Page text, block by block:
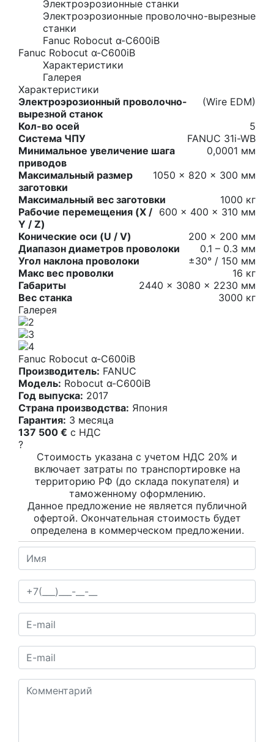
Электроэрозионные станки
Электроэрозионные проволочно-вырезные
станки
Fanuc Robocut α-C600iB
Fanuc Robocut α-C600iB
Характеристики
Галерея
Характеристики
Электроэрозионный проволочно-
вырезной станок
(Wire EDM)
Кол-во осей
5
Система ЧПУ
FANUC 31i-WB
Минимальное увеличение шага
приводов
0,0001 мм
Максимальный размер
заготовки
1050 × 820 × 300 мм
Максимальный вес заготовки
1000 кг
Рабочие перемещения (X /
Y / Z)
600 x 400 x 310 мм
Конические оси (U / V)
200 × 200 мм
Диапазон диаметров проволоки
0.1 – 0.3 мм
Угол наклона проволоки
±30° / 150 мм
Макс вес проволки
16 кг
Габариты
2440 x 3080 x 2230 мм
Вес станка
3000 кг
Галерея
Fanuc Robocut α-C600iB
Производитель: FANUC
Модель: Robocut α-C600iB
Год выпуска: 2017
Страна производства: Япония
Гарантия: 3 месяца
137 500 € c НДС
?
Стоимость указана с учетом НДС 20% и
включает затраты по транспортировке на
территорию РФ (до склада покупателя) и
таможенному оформлению.
Данное предложение не является публичной
офертой. Окончательная стоимость будет
определена в коммерческом предложении.